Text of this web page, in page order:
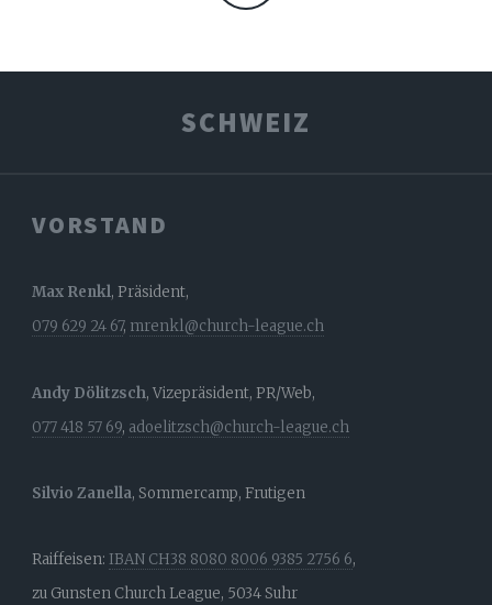
SCHWEIZ
VORSTAND
Max Renkl, Präsident,
079 629 24 67, mrenkl@church-league.ch
Andy Dölitzsch, Vizepräsident, PR/Web,
077 418 57 69, adoelitzsch@church-league.ch
Silvio Zanella, Sommercamp, Frutigen
Raiffeisen: IBAN CH38 8080 8006 9385 2756 6,
zu Gunsten Church League, 5034 Suhr